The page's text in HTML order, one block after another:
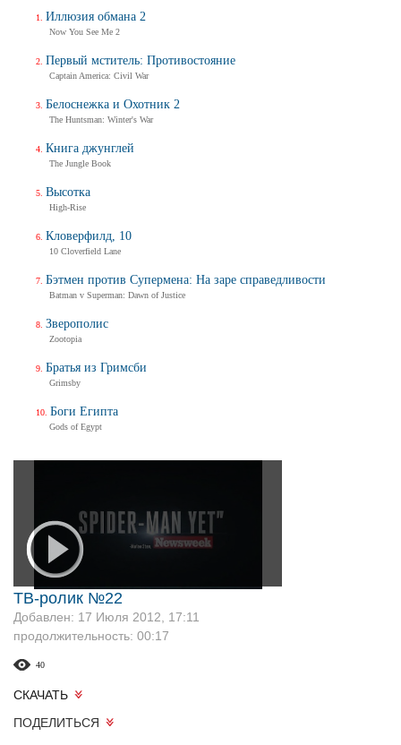
ТВ-ролик №22
Добавлен: 17 Июля 2012, 17:11
продолжительность: 00:17
40
СКАЧАТЬ
ПОДЕЛИТЬСЯ
Иллюзия обмана 2
Now You See Me 2
Первый мститель: Противостояние
Captain America: Civil War
Белоснежка и Охотник 2
The Huntsman: Winter's War
Книга джунглей
The Jungle Book
Высотка
High-Rise
Кловерфилд, 10
10 Cloverfield Lane
Бэтмен против Супермена: На заре справедливости
Batman v Superman: Dawn of Justice
Зверополис
Zootopia
Братья из Гримсби
Grimsby
Боги Египта
Gods of Egypt